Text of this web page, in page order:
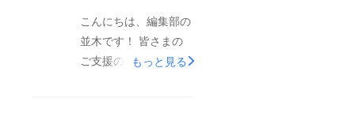
こんにちは、編集部の
並木です！ 皆さまの
ご支援のお陰で、なん
もっと見る